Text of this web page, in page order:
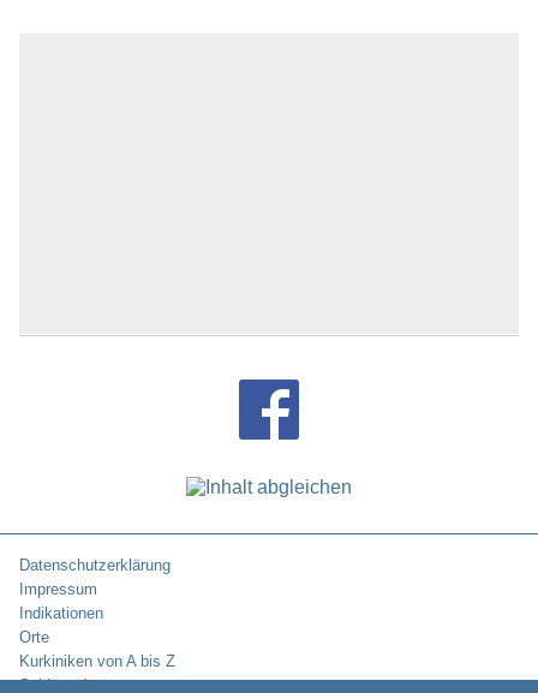
Datenschutzerklärung
Impressum
Indikationen
Orte
Kurkiniken von A bis Z
Schlüsselwörter